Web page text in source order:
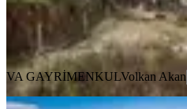
VA GAYRİMENKULVolkan Akan
VA GAYRİMENKULVolkan Akan